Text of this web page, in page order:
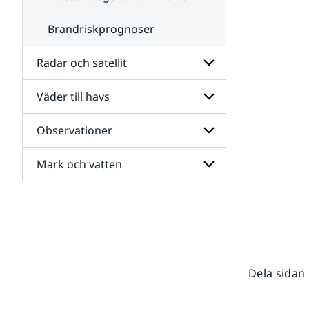
Brandriskprognoser
Radar och satellit
Undersidor
för
Radar
och
satellit
Väder till havs
Undersidor
för
Väder
till
havs
Observationer
Undersidor
för
Mark och vatten
Dela sidan